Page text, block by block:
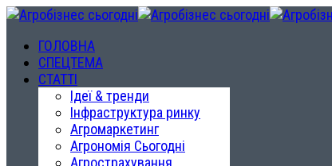
ГОЛОВНА
СПЕЦТЕМА
СТАТТІ
Ідеї & тренди
Інфраструктура ринку
Агромаркетинг
Агрономія Сьогодні
Агрострахування